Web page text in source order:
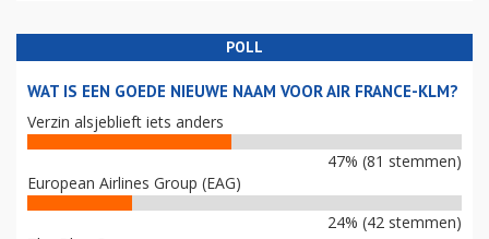
POLL
WAT IS EEN GOEDE NIEUWE NAAM VOOR AIR FRANCE-KLM?
Verzin alsjeblieft iets anders
47% (81 stemmen)
European Airlines Group (EAG)
24% (42 stemmen)